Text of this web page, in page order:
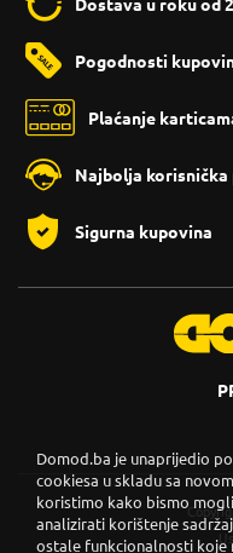
Dostava u roku od
Pogodnosti
Plaćanje
Najbolja korisnička
Sigurna kupovina
Domod.ba je unaprijedio
cookiesa u skladu sa
koristimo kako bismo
analizirati korištenje
ostale funkcionalnosti koje